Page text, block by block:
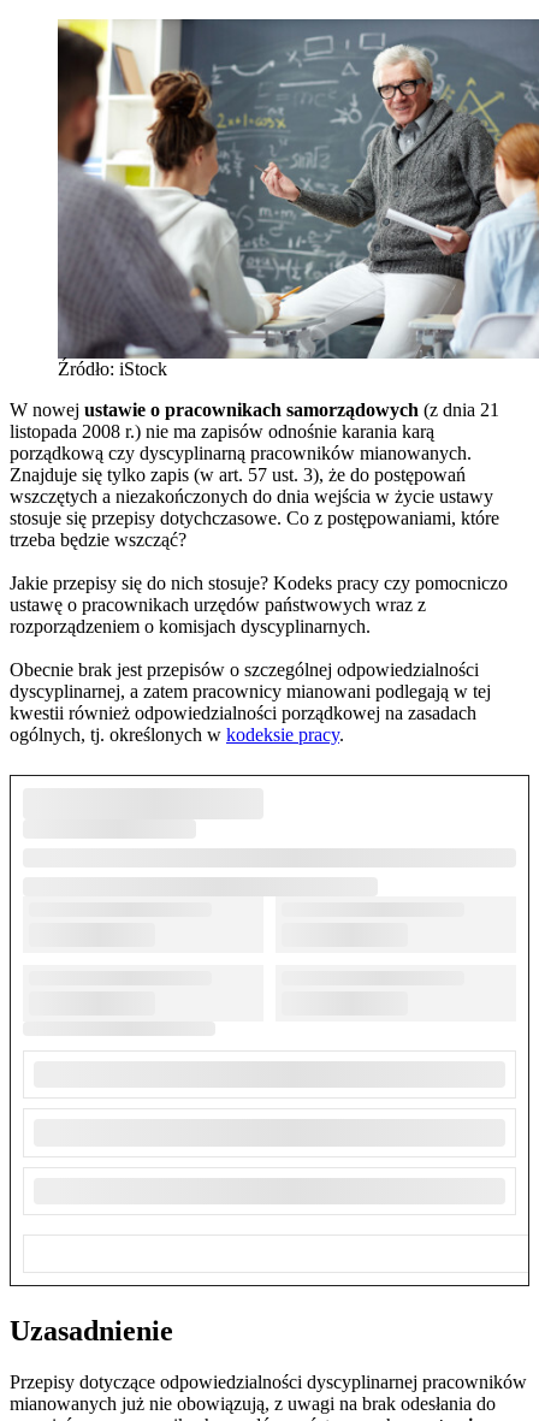
Źródło: iStock
W nowej ustawie o pracownikach samorządowych (z dnia 21
listopada 2008 r.) nie ma zapisów odnośnie karania karą
porządkową czy dyscyplinarną pracowników mianowanych.
Znajduje się tylko zapis (w art. 57 ust. 3), że do postępowań
wszczętych a niezakończonych do dnia wejścia w życie ustawy
stosuje się przepisy dotychczasowe. Co z postępowaniami, które
trzeba będzie wszcząć?
Jakie przepisy się do nich stosuje? Kodeks pracy czy pomocniczo
ustawę o pracownikach urzędów państwowych wraz z
rozporządzeniem o komisjach dyscyplinarnych.
Obecnie brak jest przepisów o szczególnej odpowiedzialności
dyscyplinarnej, a zatem pracownicy mianowani podlegają w tej
kwestii również odpowiedzialności porządkowej na zasadach
ogólnych, tj. określonych w kodeksie pracy.
Uzasadnienie
Przepisy dotyczące odpowiedzialności dyscyplinarnej pracowników
mianowanych już nie obowiązują, z uwagi na brak odesłania do